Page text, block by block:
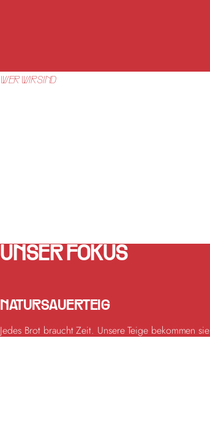
WER WIR SIND
UNSER FOKUS
NATURSAUERTEIG
Jedes Brot braucht Zeit. Unsere Teige bekommen sie